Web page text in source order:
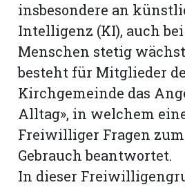
insbesondere an
Intelligenz (KI), auch
Menschen stetig
besteht für Mitglieder
Kirchgemeinde das
Alltag», in welchem
Freiwilliger Fragen
Gebrauch beantwortet.
In dieser